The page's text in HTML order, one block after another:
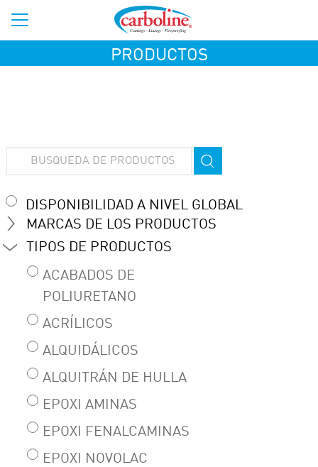
PRODUCTOS
DISPONIBILIDAD A NIVEL GLOBAL
MARCAS DE LOS PRODUCTOS
TIPOS DE PRODUCTOS
ACABADOS DE
POLIURETANO
ACRÍLICOS
ALQUIDÁLICOS
ALQUITRÁN DE HULLA
EPOXI AMINAS
EPOXI FENALCAMINAS
EPOXI NOVOLAC